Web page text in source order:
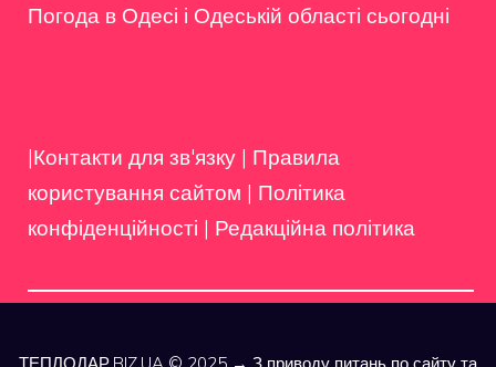
Погода в Одесі і Одеській області сьогодні
|Контакти для зв'язку | Правила
користування сайтом | Політика
конфіденційності | Редакційна політика